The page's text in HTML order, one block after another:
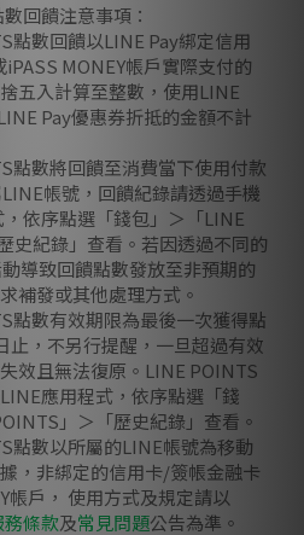
回饋注意事項：
點數回饋以LINE Pay綁定信用
MONEY帳戶實際支付的
五入計算至整數，使用LINE
Pay優惠券折抵的金額不計
點數將回饋至消費當下使用付款
帳號，回饋紀錄請透過手機
依序點選「錢包」＞「LINE
史紀錄」查看。若因透過不同的
導致回饋點數發放至非預期的
補發或其他處理方式。
點數有效期限為最後一次獲得點
止，不另行提醒，一旦超過有效
效且無法復原。LINE POINTS
應用程式，依序點選「錢
」＞「歷史紀錄」查看。
點數以所屬的LINE帳號為移動
，非綁定的信用卡/簽帳金融卡
帳戶， 使用方式及規定請以
務條款及常見問題公告為準。